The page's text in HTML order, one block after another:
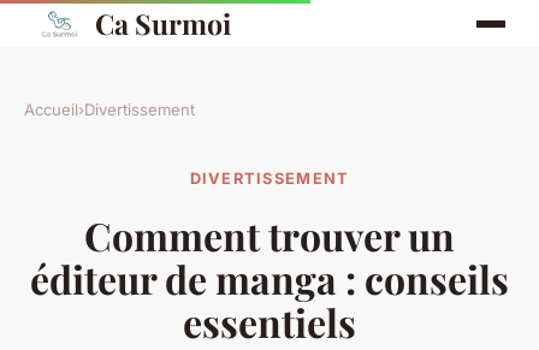
Ca Surmoi
Accueil›Divertissement
DIVERTISSEMENT
Comment trouver un
éditeur de manga : conseils
essentiels